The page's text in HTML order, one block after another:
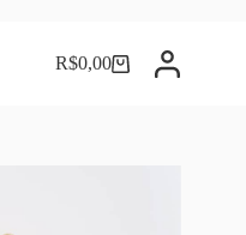
Carrinho
R$0,00